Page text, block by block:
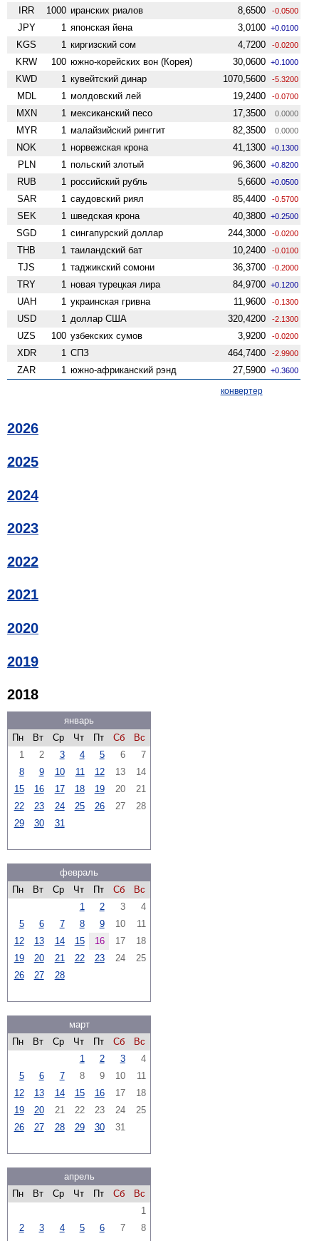
IRR 1000 иранских риалов 8,6500 -0.0500
JPY 1 японская йена 3,0100 +0.0100
KGS 1 киргизский сом 4,7200 -0.0200
KRW 100 южно-корейских вон (Корея) 30,0600 +0.1000
KWD 1 кувейтский динар 1070,5600 -5.3200
MDL 1 молдовский лей 19,2400 -0.0700
MXN 1 мексиканский песо 17,3500 0.0000
MYR 1 малайзийский ринггит 82,3500 0.0000
NOK 1 норвежская крона 41,1300 +0.1300
PLN 1 польский злотый 96,3600 +0.8200
RUB 1 российский рубль 5,6600 +0.0500
SAR 1 саудовский риял 85,4400 -0.5700
SEK 1 шведская крона 40,3800 +0.2500
SGD 1 сингапурский доллар 244,3000 -0.0200
THB 1 таиландский бат 10,2400 -0.0100
TJS 1 таджикский сомони 36,3700 -0.2000
TRY 1 новая турецкая лира 84,9700 +0.1200
UAH 1 украинская гривна 11,9600 -0.1300
USD 1 доллар США 320,4200 -2.1300
UZS 100 узбекских сумов 3,9200 -0.0200
XDR 1 СПЗ 464,7400 -2.9900
ZAR 1 южно-африканский рэнд 27,5900 +0.3600
конвертер
2026
2025
2024
2023
2022
2021
2020
2019
2018
январь
Пн
Вт Ср Чт Пт Сб
Вс
1
2 3 4 5 6
7
8
9 10 11 12 13
14
15
16 17 18 19 20
21
22
23 24 25 26 27
28
29
30 31
февраль
Пн
Вт Ср Чт Пт Сб
Вс
1
2 3
4
5
6 7 8 9 10
11
12
13 14 15 16 17
18
19
20 21 22 23 24
25
26
27 28
март
Пн
Вт Ср Чт Пт Сб
Вс
1
2 3
4
5
6 7 8 9 10
11
12
13 14 15 16 17
18
19
20 21 22 23 24
25
26
27 28 29 30 31
апрель
Пн
Вт Ср Чт Пт Сб
Вс
1
2
3 4 5 6 7
8